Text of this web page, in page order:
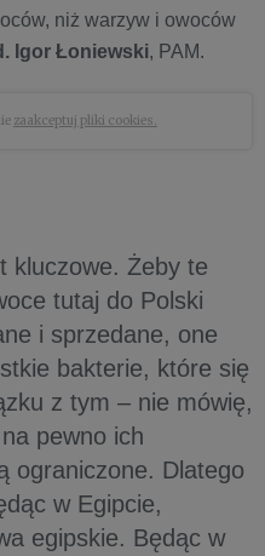
niż warzyw i owoców
Igor Łoniewski, PAM.
zaakceptuj pliki cookies.
kluczowe. Żeby te
tutaj do Polski
i sprzedane, one
bakterie, które się
z tym – nie mówię,
pewno ich
ograniczone. Dlatego
w Egipcie,
egipskie. Będąc w